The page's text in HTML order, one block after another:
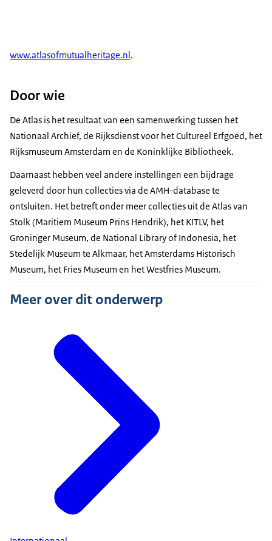
www.atlasofmutualheritage.nl.
Door wie
De Atlas is het resultaat van een samenwerking tussen het
Nationaal Archief, de Rijksdienst voor het Cultureel Erfgoed, het
Rijksmuseum Amsterdam en de Koninklijke Bibliotheek.
Daarnaast hebben veel andere instellingen een bijdrage
geleverd door hun collecties via de AMH-database te
ontsluiten. Het betreft onder meer collecties uit de Atlas van
Stolk (Maritiem Museum Prins Hendrik), het KITLV, het
Groninger Museum, de National Library of Indonesia, het
Stedelijk Museum te Alkmaar, het Amsterdams Historisch
Museum, het Fries Museum en het Westfries Museum.
Meer over dit onderwerp